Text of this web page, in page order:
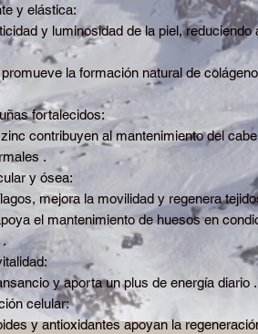
y elástica:
y luminosidad de la piel,
la formación natural de
fortalecidos:
zinc contribuyen al mantenimiento del
.
y ósea:
mejora la movilidad y regenera
el mantenimiento de huesos en
.
y aporta un plus de energía diario .
celular:
y antioxidantes apoyan la